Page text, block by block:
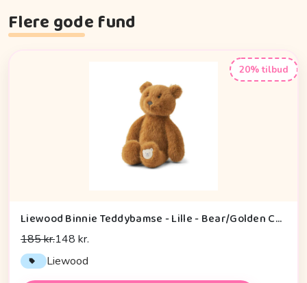
Flere gode fund
20% tilbud
Liewood Binnie Teddybamse - Lille - Bear/Golden Caramel
185 kr.148 kr.
Liewood